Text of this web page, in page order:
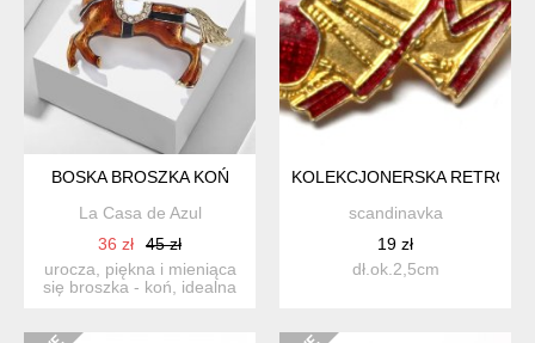
BOSKA BROSZKA KOŃ
La Casa de Azul
36 zł
45 zł
urocza, piękna i mieniąca
się broszka - koń, idealna
KOLEKCJONERSKA RETRO
scandinavka
19 zł
dł.ok.2,5cm